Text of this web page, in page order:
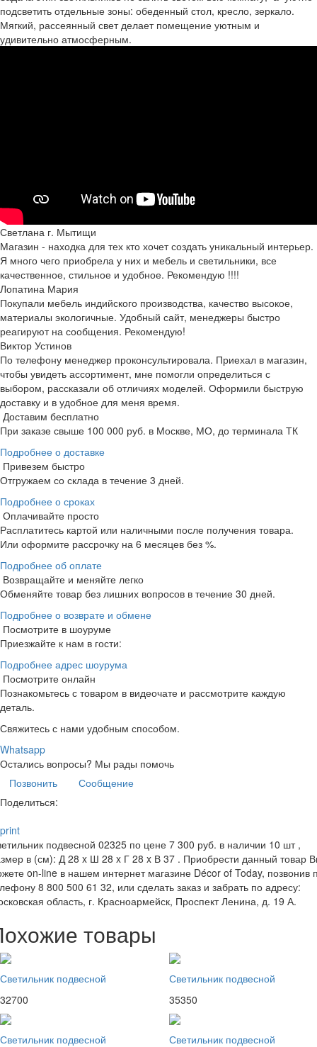
подсветить отдельные зоны: обеденный стол, кресло, зеркало.
Мягкий, рассеянный свет делает помещение уютным и
удивительно атмосферным.
Светлана г. Мытищи
Магазин - находка для тех кто хочет создать уникальный интерьер.
Я много чего приобрела у них и мебель и светильники, все
качественное, стильное и удобное. Рекомендую !!!!
Лопатина Мария
Покупали мебель индийского производства, качество высокое,
материалы экологичные. Удобный сайт, менеджеры быстро
реагируют на сообщения. Рекомендую!
Виктор Устинов
По телефону менеджер проконсультировала. Приехал в магазин,
чтобы увидеть ассортимент, мне помогли определиться с
выбором, рассказали об отличиях моделей. Оформили быструю
доставку и в удобное для меня время.
Доставим бесплатно
При заказе свыше 100 000 руб. в Москве, МО, до терминала ТК
Подробнее о доставке
Привезем быстро
Отгружаем со склада в течение 3 дней.
Подробнее о сроках
Оплачивайте просто
Расплатитесь картой или наличными после получения товара.
Или оформите рассрочку на 6 месяцев без %.
Подробнее об оплате
Возвращайте и меняйте легко
Обменяйте товар без лишних вопросов в течение 30 дней.
Подробнее о возврате и обмене
Посмотрите в шоуруме
Приезжайте к нам в гости:
Подробнее адрес шоурума
Посмотрите онлайн
Познакомьтесь с товаром в видеочате и рассмотрите каждую
деталь.
Свяжитесь с нами удобным способом.
Whatsapp
Остались вопросы? Мы рады помочь
Позвонить
Сообщение
Поделиться:
print
подвесной 02325 по цене 7 300 руб. в наличии 10 шт ,
в (см): Д 28 x Ш 28 x Г 28 x В 37 . Приобрести данный товар
on-line в нашем интернет магазине Décor of Today, позвонив
8 800 500 61 32, или сделать заказ и забрать по адресу:
область, г. Красноармейск, Проспект Ленина, д. 19 А.
товары
Светильник подвесной
32700
Светильник подвесной
35350
Светильник подвесной
Светильник подвесной